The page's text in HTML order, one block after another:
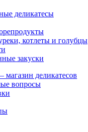
деликатесы
котлеты и голубцы
закуски
деликатесов
вопросы